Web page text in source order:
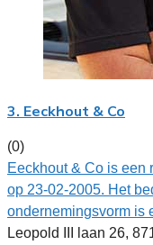
3. Eeckhout & Co
(0)
Eeckhout & Co is een
op 23-02-2005. Het
ondernemingsvorm is
Leopold III laan 26,